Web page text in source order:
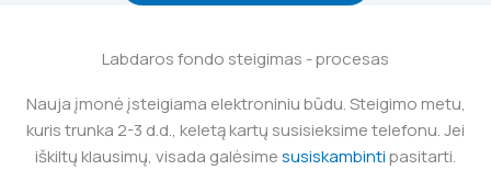
Labdaros fondo steigimas - procesas
Nauja įmonė įsteigiama elektroniniu būdu. Steigimo metu,
kuris trunka 2-3 d.d., keletą kartų susisieksime telefonu. Jei
iškiltų klausimų, visada galėsimesusiskambintipasitarti.